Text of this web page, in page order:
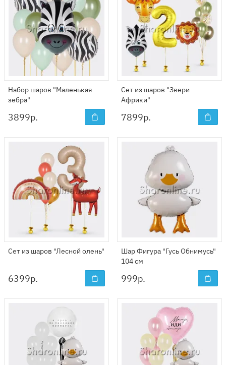
Набор шаров "Маленькая
зебра"
3899р.
Сет из шаров "Звери
Африки"
7899р.
Сет из шаров "Лесной олень"
6399р.
Шар Фигура "Гусь Обнимусь"
104 см
999р.